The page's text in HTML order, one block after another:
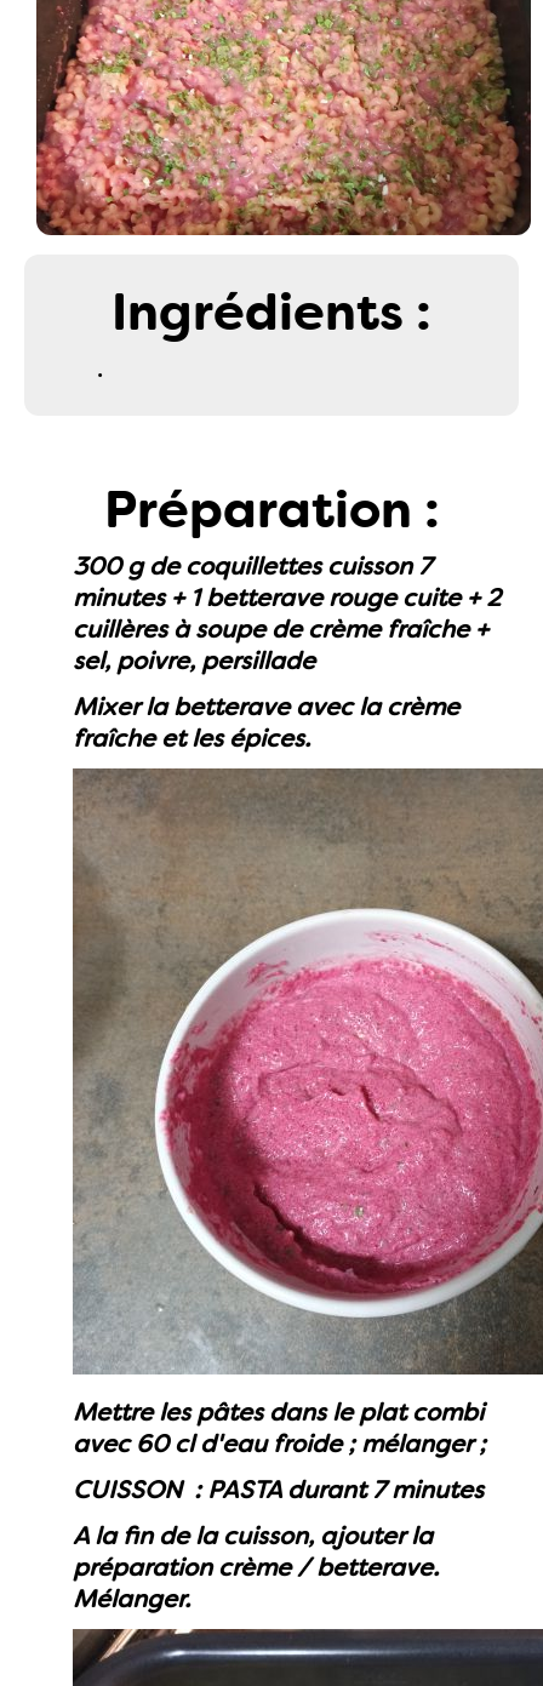
Ingrédients :
.
Préparation :
300 g de coquillettes cuisson 7
minutes + 1 betterave rouge cuite + 2
cuillères à soupe de crème fraîche +
sel, poivre, persillade
Mixer la betterave avec la crème
fraîche et les épices.
Mettre les pâtes dans le plat combi
avec 60 cl d'eau froide ; mélanger ;
CUISSON : PASTA durant 7 minutes
A la fin de la cuisson, ajouter la
préparation crème / betterave.
Mélanger.